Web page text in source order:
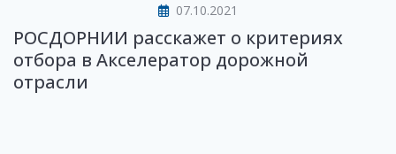
07.10.2021
РОСДОРНИИ расскажет о критериях
отбора в Акселератор дорожной
отрасли